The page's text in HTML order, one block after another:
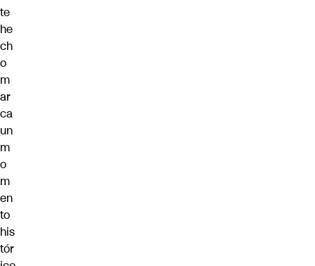
te
he
ch
o
m
ar
ca
un
m
o
m
en
to
his
tór